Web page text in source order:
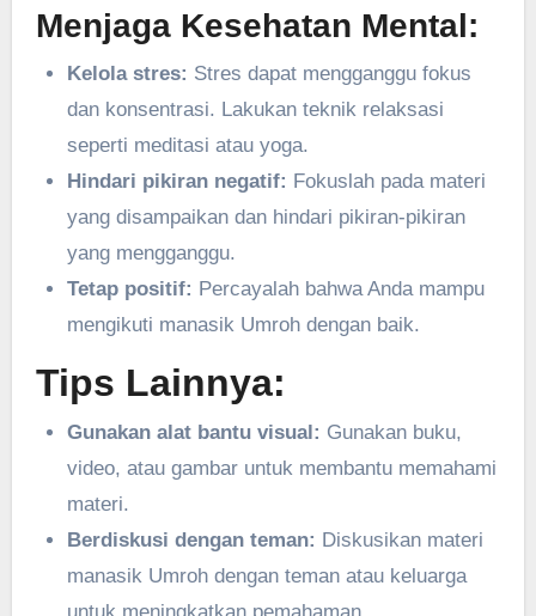
Menjaga Kesehatan Mental:
Kelola stres: Stres dapat mengganggu fokus
dan konsentrasi. Lakukan teknik relaksasi
seperti meditasi atau yoga.
Hindari pikiran negatif: Fokuslah pada materi
yang disampaikan dan hindari pikiran-pikiran
yang mengganggu.
Tetap positif: Percayalah bahwa Anda mampu
mengikuti manasik Umroh dengan baik.
Tips Lainnya:
Gunakan alat bantu visual: Gunakan buku,
video, atau gambar untuk membantu memahami
materi.
Berdiskusi dengan teman: Diskusikan materi
manasik Umroh dengan teman atau keluarga